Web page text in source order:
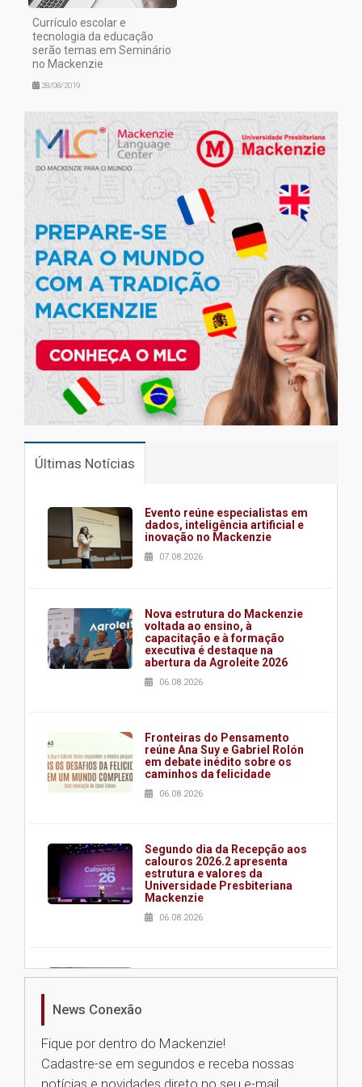
Currículo escolar e
tecnologia da educação
serão temas em Seminário
no Mackenzie
28/08/2019
Últimas Notícias
Evento reúne especialistas em
dados, inteligência artificial e
inovação no Mackenzie
07.08.2026
Nova estrutura do Mackenzie
voltada ao ensino, à
capacitação e à formação
executiva é destaque na
abertura da Agroleite 2026
06.08.2026
Fronteiras do Pensamento
reúne Ana Suy e Gabriel Rolón
em debate inédito sobre os
caminhos da felicidade
06.08.2026
Segundo dia da Recepção aos
calouros 2026.2 apresenta
estrutura e valores da
Universidade Presbiteriana
Mackenzie
06.08.2026
Nova apresentação do Centro
Universidade Mackenzie
News Conexão
Fique por dentro do Mackenzie!
Cadastre-se em segundos e receba nossas